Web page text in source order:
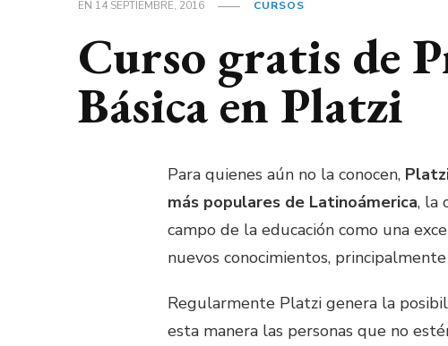
EN 14 SEPTIEMBRE, 2016 CURSOS
Curso gratis de
Básica en Platzi
Para quienes aún no la conocen,
más populares de Latinoámerica, la
campo de la educación como una
nuevos conocimientos,
Regularmente Platzi genera la
esta manera las personas que no